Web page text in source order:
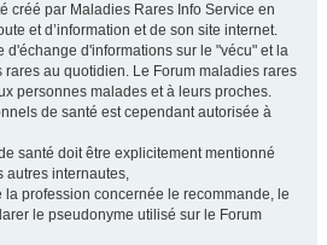
créé par Maladies Rares Info Service en
et d’information et de son site internet.
d'échange d'informations sur le "vécu" et la
au quotidien. Le Forum maladies rares
personnes malades et à leurs proches.
de santé est cependant autorisée à
santé doit être explicitement mentionné
autres internautes,
profession concernée le recommande, le
le pseudonyme utilisé sur le Forum